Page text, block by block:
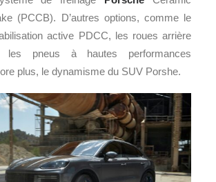
(PCCB). D’autres options, comme le
active PDCC, les roues arrière
les pneus à hautes performances
plus, le dynamisme du SUV Porshe.